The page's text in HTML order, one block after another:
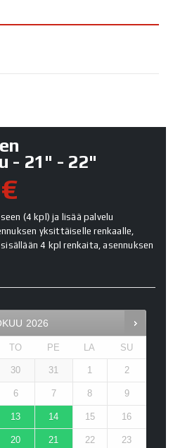
- 21" - 22"
(4 kpl) ja lisää palvelu
yksittäiselle renkaalle,
4 kpl renkaita, asennuksen
2026
TO PE LA SU
30 31 1 2
6 7 8 9
13 14 15 16
20 21 22 23